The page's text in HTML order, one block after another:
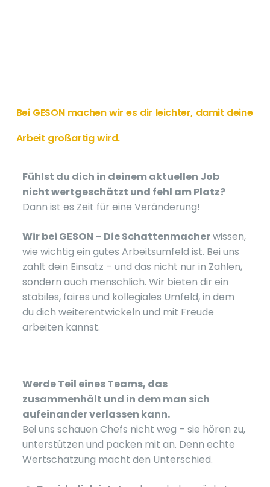
Bei GESON machen wir es dir leichter, damit deine
Arbeit großartig wird.
Fühlst du dich in deinem aktuellen Job
nicht wertgeschätzt und fehl am Platz?
Dann ist es Zeit für eine Veränderung!
Wir bei GESON – Die Schattenmacherwissen,
wie wichtig ein gutes Arbeitsumfeld ist. Bei uns
zählt dein Einsatz – und das nicht nur in Zahlen,
sondern auch menschlich. Wir bieten dir ein
stabiles, faires und kollegiales Umfeld, in dem
du dich weiterentwickeln und mit Freude
arbeiten kannst.
Werde Teil eines Teams, das
zusammenhält und in dem man sich
aufeinander verlassen kann.
Bei uns schauen Chefs nicht weg – sie hören zu,
unterstützen und packen mit an. Denn echte
Wertschätzung macht den Unterschied.